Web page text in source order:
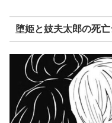
堕姫と妓夫太郎の死